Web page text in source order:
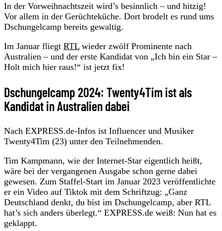
In der Vorweihnachtszeit wird’s besinnlich – und hitzig!
Vor allem in der Gerüchteküche. Dort brodelt es rund ums
Dschungelcamp bereits gewaltig.
Im Januar fliegt RTL wieder zwölf Prominente nach
Australien – und der erste Kandidat von „Ich bin ein Star –
Holt mich hier raus!“ ist jetzt fix!
Dschungelcamp 2024: Twenty4Tim ist als
Kandidat in Australien dabei
Nach EXPRESS.de-Infos ist Influencer und Musiker
Twenty4Tim (23) unter den Teilnehmenden.
Tim Kampmann, wie der Internet-Star eigentlich heißt,
wäre bei der vergangenen Ausgabe schon gerne dabei
gewesen. Zum Staffel-Start im Januar 2023 veröffentlichte
er ein Video auf Tiktok mit dem Schriftzug: „Ganz
Deutschland denkt, du bist im Dschungelcamp, aber RTL
hat’s sich anders überlegt.“ EXPRESS.de weiß: Nun hat es
geklappt.